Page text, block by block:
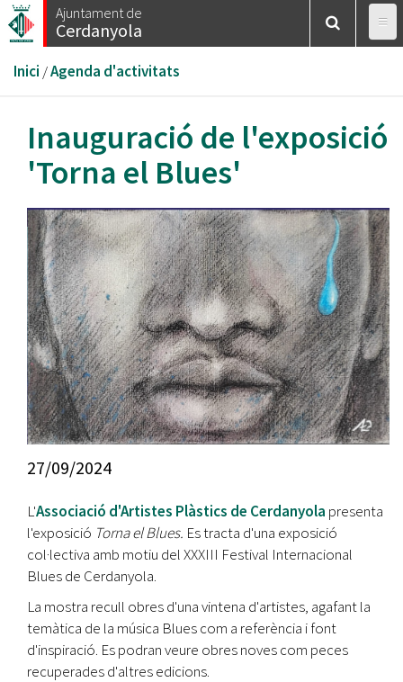
Vés
al
Ajuntament de
Cerdanyola
Esteu
aquí
Inici /Agenda d'activitats
Inauguració de l'exposició
'Torna el Blues'
27/09/2024
L'Associació d'Artistes Plàstics de Cerdanyola presenta
l'exposició Torna el Blues. Es tracta d'una exposició
col·lectiva amb motiu del XXXIII Festival Internacional
Blues de Cerdanyola.
La mostra recull obres d'una vintena d'artistes, agafant la
temàtica de la música Blues com a referència i font
d'inspiració. Es podran veure obres noves com peces
recuperades d'altres edicions.